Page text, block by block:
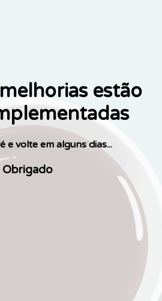
estão
e volte em alguns dias...
Obrigado